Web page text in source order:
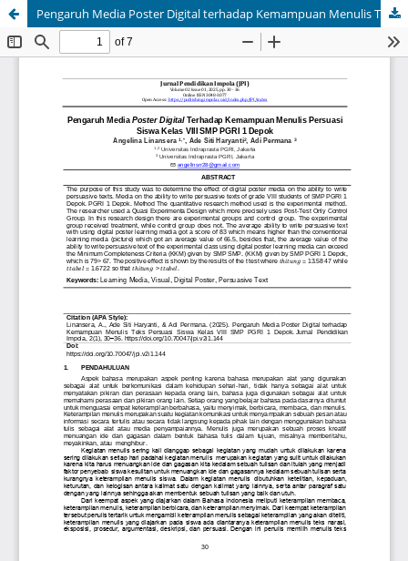
Pengaruh Media Poster Digital terhadap Kemampuan Menulis Teks Persuasi Siswa Kelas VIII SMP PGRI 1 Depok